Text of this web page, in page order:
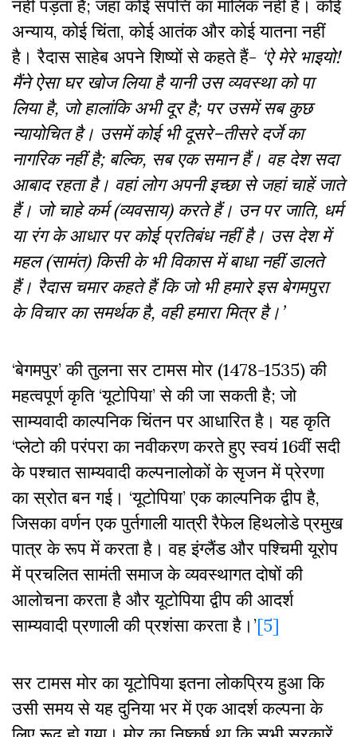
नहीं पड़ता है; जहां कोई संपत्ति का मालिक नहीं है। कोई
अन्याय, कोई चिंता, कोई आतंक और कोई यातना नहीं
है। रैदास साहेब अपने शिष्यों से कहते हैं- ‘ऐ मेरे भाइयो!
मैंने ऐसा घर खोज लिया है यानी उस व्यवस्था को पा
लिया है, जो हालांकि अभी दूर है; पर उसमें सब कुछ
न्यायोचित है। उसमें कोई भी दूसरे–तीसरे दर्जे का
नागरिक नहीं है; बल्कि, सब एक समान हैं। वह देश सदा
आबाद रहता है। वहां लोग अपनी इच्छा से जहां चाहें जाते
हैं। जो चाहे कर्म(व्यवसाय) करते हैं। उन पर जाति, धर्म
या रंग के आधार पर कोई प्रतिबंध नहीं है। उस देश में
महल(सामंत) किसी के भी विकास में बाधा नहीं डालते
हैं। रैदास चमार कहते हैं कि जो भी हमारे इस बेगमपुरा
के विचार का समर्थक है, वही हमारा मित्र है।
‘बेगमपुर’ की तुलना सर टामस मोर (1478-1535) की
महत्वपूर्ण कृति ‘यूटोपिया’ से की जा सकती है; जो
साम्यवादी काल्पनिक चिंतन पर आधारित है। यह कृति
‘प्लेटो की परंपरा का नवीकरण करते हुए स्वयं 16वीं सदी
के पश्चात साम्यवादी कल्पनालोकों के सृजन में प्रेरणा
का स्रोत बन गई। ‘यूटोपिया’ एक काल्पनिक द्वीप है,
जिसका वर्णन एक पुर्तगाली यात्री रैफेल हिथलोडे प्रमुख
पात्र के रूप में करता है। वह इंग्लैंड और पश्चिमी यूरोप
में प्रचलित सामंती समाज के व्यवस्थागत दोषों की
आलोचना करता है और यूटोपिया द्वीप की आदर्श
साम्यवादी प्रणाली की प्रशंसा करता है।’[5]
सर टामस मोर का यूटोपिया इतना लोकप्रिय हुआ कि
उसी समय से यह दुनिया भर में एक आदर्श कल्पना के